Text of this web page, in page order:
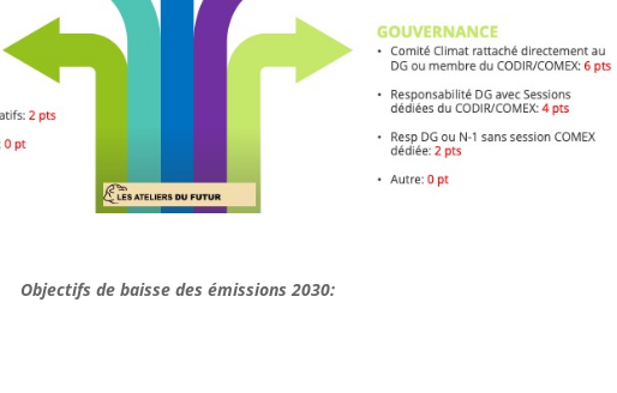
Objectifs de baisse des émissions 2030: